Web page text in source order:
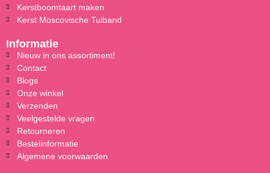
Kerstboomtaart maken
Kerst Moscovische Tulband
Informatie
Nieuw in ons assortiment!
Contact
Blogs
Onze winkel
Verzenden
Veelgestelde vragen
Retourneren
Bestelinformatie
Algemene voorwaarden